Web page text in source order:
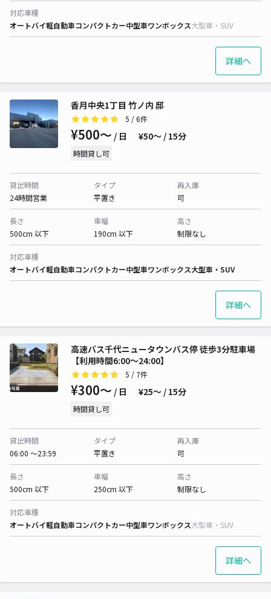
対応車種
オートバイ軽自動車コンパクトカー中型車ワンボックス大型車・SUV
詳細へ
香月中央1丁目 竹ノ内 邸
5 / 6件
¥500〜 / 日 ¥50〜 / 15分
時間貸し可
貸出時間
24時間営業
タイプ
平置き
再入庫
可
長さ
500cm 以下
車幅
190cm 以下
高さ
制限なし
対応車種
オートバイ軽自動車コンパクトカー中型車ワンボックス大型車・SUV
詳細へ
高速バス千代ニュータウンバス停 徒歩3分駐車場
【利用時間6:00～24:00】
5 / 7件
¥300〜 / 日 ¥25〜 / 15分
時間貸し可
貸出時間
06:00 〜23:59
タイプ
平置き
再入庫
可
長さ
500cm 以下
車幅
250cm 以下
高さ
制限なし
対応車種
オートバイ軽自動車コンパクトカー中型車ワンボックス大型車・SUV
詳細へ